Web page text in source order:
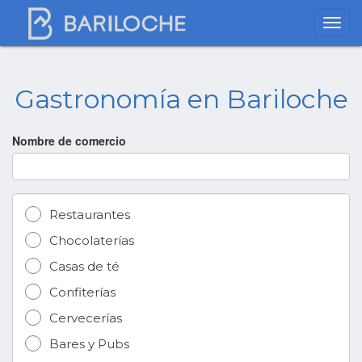
Gastronomía en Bariloche
Nombre de comercio
Restaurantes
Chocolaterías
Casas de té
Confiterías
Cervecerías
Bares y Pubs